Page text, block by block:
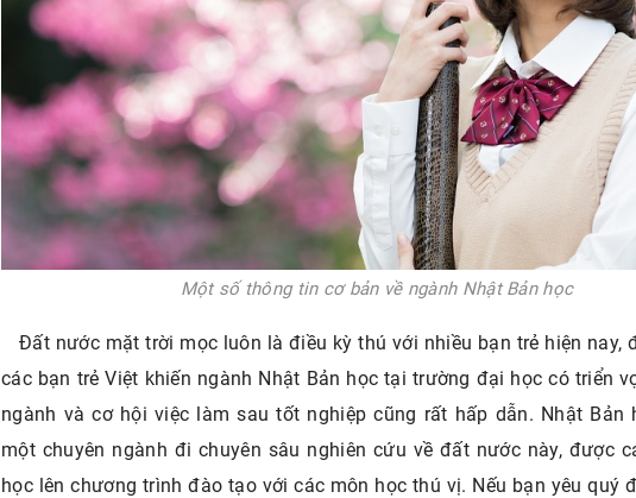
Một số thông tin cơ bản về ngành Nhật Bản học
Đất nước mặt trời mọc luôn là điều kỳ thú với nhiều bạn trẻ hiện nay,
các bạn trẻ Việt khiến ngành Nhật Bản học tại trường đại học có triển
ngành và cơ hội việc làm sau tốt nghiệp cũng rất hấp dẫn. Nhật Bản
một chuyên ngành đi chuyên sâu nghiên cứu về đất nước này, được
học lên chương trình đào tạo với các môn học thú vị. Nếu bạn yêu quý